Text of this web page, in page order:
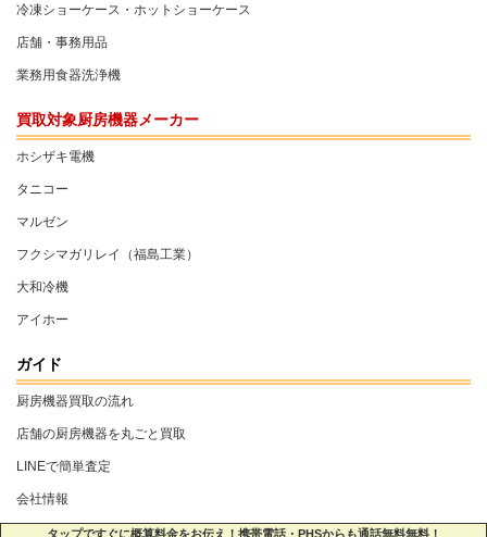
冷凍ショーケース・ホットショーケース
店舗・事務用品
業務用食器洗浄機
買取対象厨房機器メーカー
ホシザキ電機
タニコー
マルゼン
フクシマガリレイ（福島工業）
大和冷機
アイホー
ガイド
厨房機器買取の流れ
店舗の厨房機器を丸ごと買取
LINEで簡単査定
会社情報
個人情報保護方針
タップですぐに概算料金をお伝え！携帯電話・PHSからも通話無料無料！